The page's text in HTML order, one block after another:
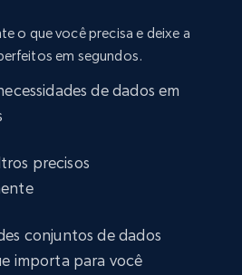
Description, Detailed
Return policy, and more.
o que você precisa e deixe a
em segundos.
de dados em
precisos
conjuntos de dados
importa para você